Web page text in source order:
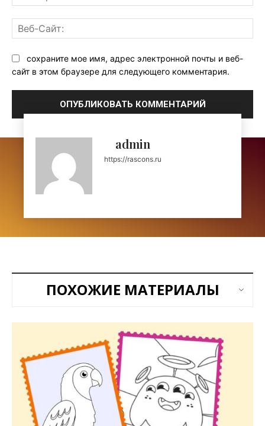
сохраните мое имя, адрес электронной почты и веб-
сайт в этом браузере для следующего комментария.
admin
https://rascons.ru
ПОХОЖИЕ МАТЕРИАЛЫ